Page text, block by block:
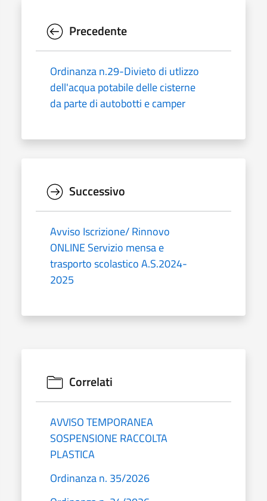
Precedente
Ordinanza n.29-Divieto di utlizzo
dell'acqua potabile delle cisterne
da parte di autobotti e camper
Successivo
Avviso Iscrizione/ Rinnovo
ONLINE Servizio mensa e
trasporto scolastico A.S.2024-
2025
Correlati
AVVISO TEMPORANEA
SOSPENSIONE RACCOLTA
PLASTICA
Ordinanza n. 35/2026